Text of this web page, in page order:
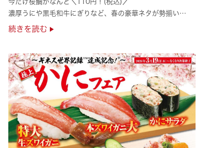
今だけ桜鯛がなんと＼110円！(税込)／
濃厚うにや黒毛和牛にぎりなど、春の豪華ネタが勢揃い
是非お越しください✨
続きを読む